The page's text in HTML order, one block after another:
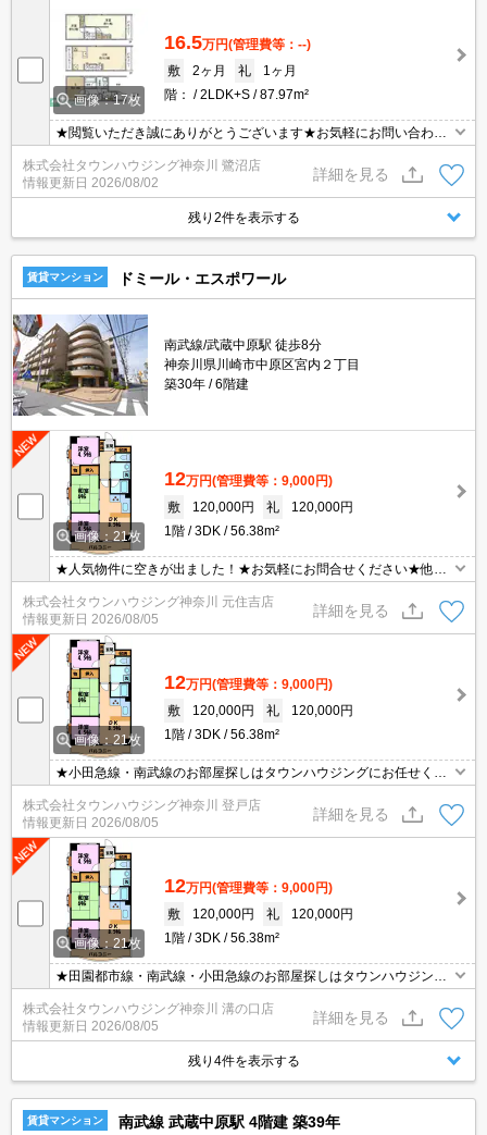
画像：17枚
16.5万円(管理費等：--)
敷
2ヶ月 礼
1ヶ月
階：
2LDK+S 87.97m²
★閲覧いただき誠にありがとうございます★お気軽にお問い合わせ
ください★
株式会社タウンハウジング神奈川 鷺沼店
情報更新日 2026/08/02
詳細を見る
残り2件を表示する
賃貸マンション ドミール・エスポワール
南武線/武蔵中原駅 徒歩8分
神奈川県川崎市中原区宮内２丁目
築30年
6階建
画像：21枚
12万円(管理費等：9,000円)
敷
120,000円 礼
120,000円
1階
3DK 56.38m²
★人気物件に空きが出ました！★お気軽にお問合せください★他社
様の物件も含めて気になる物件はまとめてご紹介可能です！★ZOO
Mでのご相談も承ります★
株式会社タウンハウジング神奈川 元住吉店
情報更新日 2026/08/05
詳細を見る
画像：21枚
12万円(管理費等：9,000円)
敷
120,000円 礼
120,000円
1階
3DK 56.38m²
★小田急線・南武線のお部屋探しはタウンハウジングにお任せくだ
さい★
株式会社タウンハウジング神奈川 登戸店
情報更新日 2026/08/05
詳細を見る
画像：21枚
12万円(管理費等：9,000円)
敷
120,000円 礼
120,000円
1階
3DK 56.38m²
★田園都市線・南武線・小田急線のお部屋探しはタウンハウジング
にお任せください★
株式会社タウンハウジング神奈川 溝の口店
情報更新日 2026/08/05
詳細を見る
残り4件を表示する
賃貸マンション 南武線 武蔵中原駅 4階建 築39年